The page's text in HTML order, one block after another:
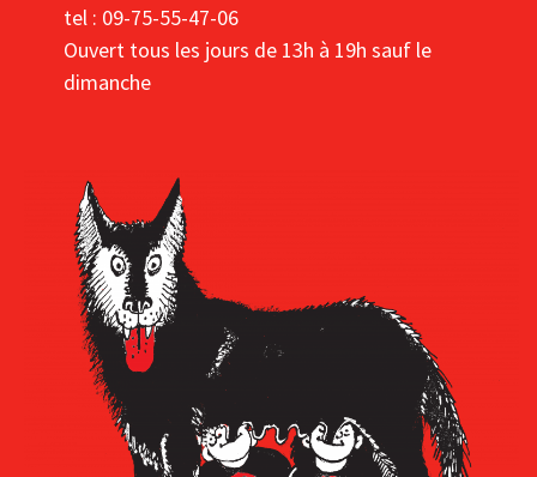
tel : 09-75-55-47-06
Ouvert tous les jours de 13h à 19h sauf le
dimanche